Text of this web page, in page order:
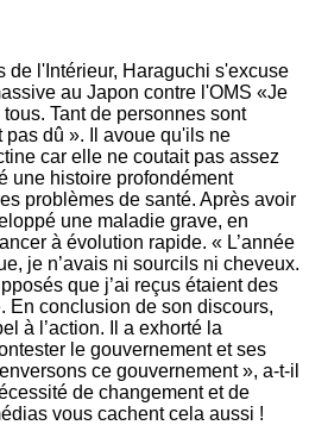
de l'Intérieur, Haraguchi s'excuse
au Japon contre l'OMS «Je
Tant de personnes sont
pas dû ». Il avoue qu'ils ne
car elle ne coutait pas assez
une histoire profondément
problèmes de santé. Après avoir
une maladie grave, en
à évolution rapide. « L’année
je n’avais ni sourcils ni cheveux.
que j’ai reçus étaient des
En conclusion de son discours,
à l’action. Il a exhorté la
le gouvernement et ses
ce gouvernement », a-t-il
de changement et de
vous cachent cela aussi !